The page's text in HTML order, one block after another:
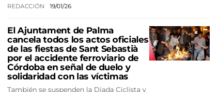
REDACCIÓN 19/01/26
El Ajuntament de Palma
cancela todos los actos oficiales
de las fiestas de Sant Sebastià
por el accidente ferroviario de
Córdoba en señal de duelo y
solidaridad con las víctimas
También se suspenden la Diada Ciclista y